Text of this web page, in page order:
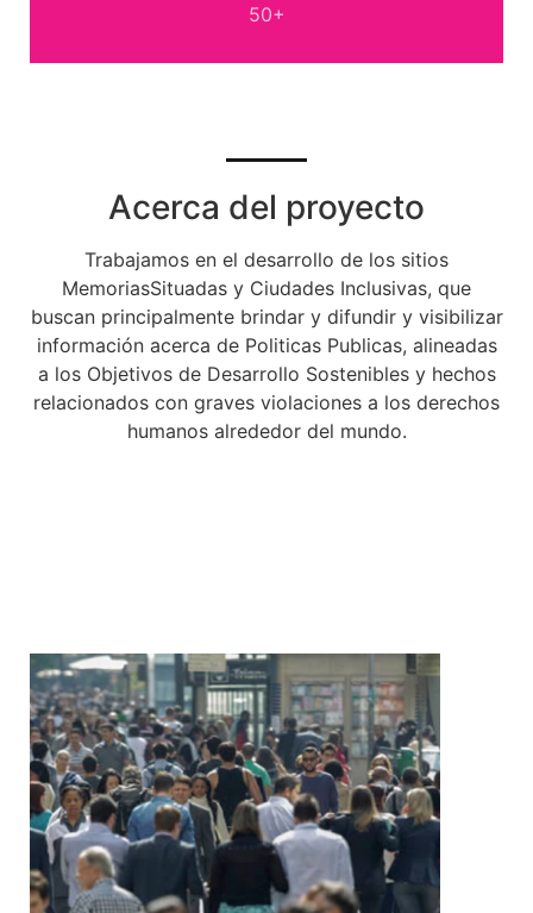
50+
Acerca del proyecto
Trabajamos en el desarrollo de los sitios
MemoriasSituadas y Ciudades Inclusivas, que
buscan principalmente brindar y difundir y visibilizar
información acerca de Politicas Publicas, alineadas
a los Objetivos de Desarrollo Sostenibles y hechos
relacionados con graves violaciones a los derechos
humanos alrededor del mundo.